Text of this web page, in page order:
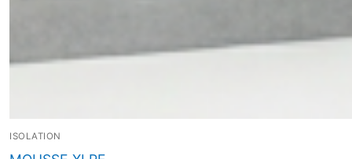
ISOLATION